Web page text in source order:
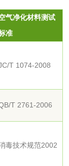
气净化材料测试
准
T 1074-2008
T 2761-2006
毒技术规范2002
洗涤剂检测
蚊香液检测
化产品毒理检测